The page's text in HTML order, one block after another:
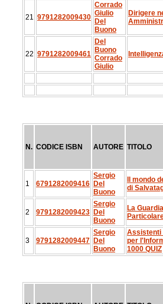
21 9791282009430
Corrado
Giulio
Del
Buono
Dirigere
22 9791282009461
Del
Buono
Corrado
Giulio
N. CODICE ISBN AUTORE TITOLO
1 6791282009416
Sergio
Del
Buono
Il mondo
di
2 9791282009423
Sergio
Del
Buono
La Guardia
3 9791282009447
Sergio
Del
Buono
Assistenti
per
1000 QUIZ